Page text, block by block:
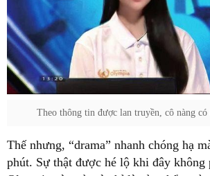
Theo thông tin được lan truyền, cô nàng
Thế nhưng, “drama” nhanh chóng hạ
phút. Sự thật được hé lộ khi đây không